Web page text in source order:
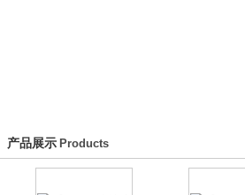
产品展示 Products